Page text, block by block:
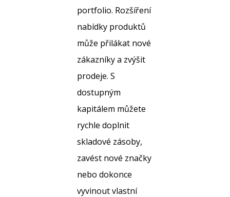
portfolio. Rozšíření
nabídky produktů
může přilákat nové
zákazníky a zvýšit
prodeje. S
dostupným
kapitálem můžete
rychle doplnit
skladové zásoby,
zavést nové značky
nebo dokonce
vyvinout vlastní